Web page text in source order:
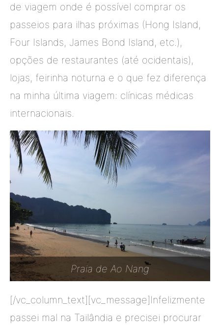
de viagem onde é possível comprar os
passeios para ilhas próximas (Hong Island,
Four Islands, James Bond Island, etc.),
opções de restaurantes (até ocidentais),
lojas, feirinha noturna e o que fez diferença
na minha última viagem: clínicas médicas
internacionais.
Praia de Ao Nang
[/vc_column_text][vc_message]Infelizmente
passei mal na Tailândia e precisei procurar